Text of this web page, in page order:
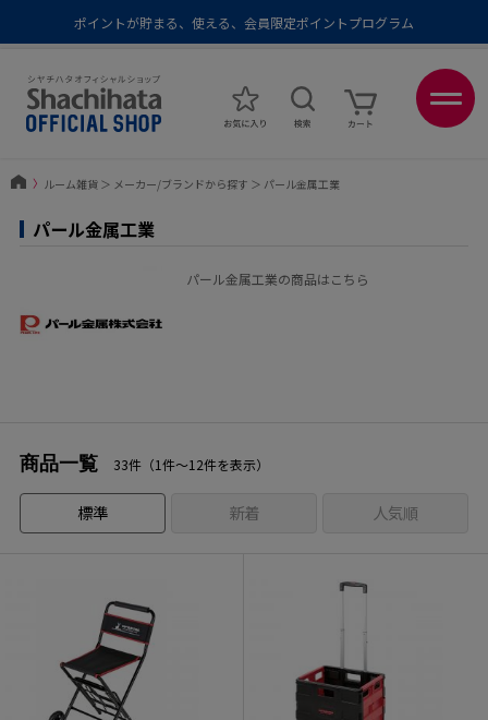
ポイントが貯まる、使える、会員限定ポイントプログラム
メール便1,500円以上 / 宅配便3,500円以上のお買い物で送料無料
あなたに最適なスタンプをシヤチハタがレコメンド
〉 ルーム雑貨＞ メーカー/ブランドから探す ＞ パール金属工業
パール金属工業
パール金属工業の商品はこちら
商品一覧 33件（1件〜12件を表示）
標準 新着 人気順